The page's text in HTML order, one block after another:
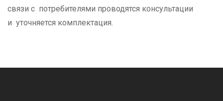
связи с потребителями проводятся консультации
и уточняется комплектация.